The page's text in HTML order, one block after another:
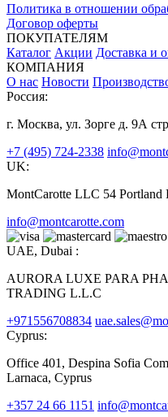
Политика в отношении
Договор оферты
ПОКУПАТЕЛЯМ
Каталог Акции Доставка и
КОМПАНИЯ
О нас Новости
Россия:
г. Москва, ул. Зорге д. 9А
+7 (495) 724-2338
UK:
MontCarotte LLC 54
info@montcarotte.com
UAE, Dubai :
AURORA LUXE PARA
TRADING L.L.C
+971556708834
Cyprus:
Office 401, Despina Sofia
Larnaca, Cyprus
+357 24 66 1151